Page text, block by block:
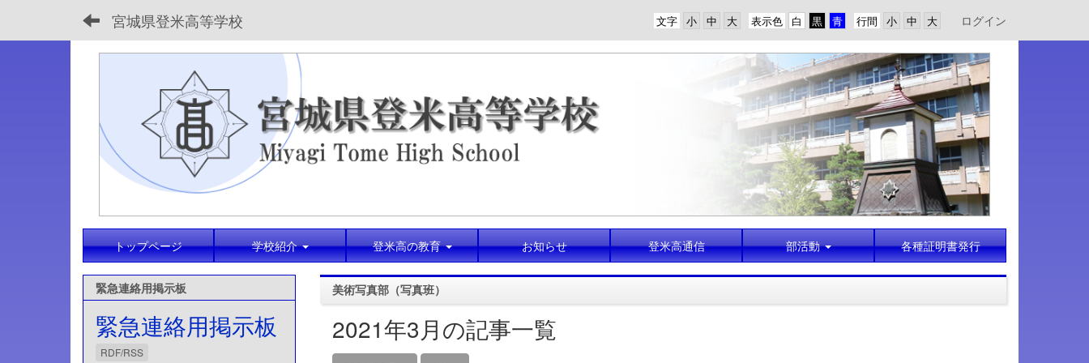
宮城県登米高等学校 行間
表示色
文字 ログイン
トップページ 学校紹介 登米高の教育 お知らせ 登米高通信 部活動 各種証明書発行
美術写真部（写真班）
2021年3月の記事一覧
緊急連絡用掲示板
緊急連絡用掲示板
RDF/RSS